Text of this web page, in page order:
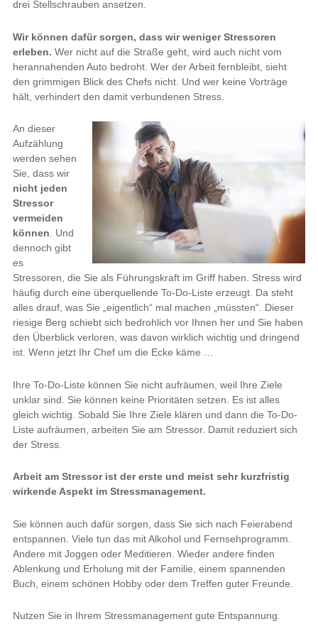
drei Stellschrauben ansetzen.
Wir können dafür sorgen, dass wir weniger Stressoren
erleben. Wer nicht auf die Straße geht, wird auch nicht vom
herannahenden Auto bedroht. Wer der Arbeit fernbleibt, sieht
den grimmigen Blick des Chefs nicht. Und wer keine Vorträge
hält, verhindert den damit verbundenen Stress.
An dieser
Aufzählung
werden sehen
Sie, dass wir
nicht jeden
Stressor
vermeiden
können. Und
dennoch gibt
es
Stressoren, die Sie als Führungskraft im Griff haben. Stress wird
häufig durch eine überquellende To-Do-Liste erzeugt. Da steht
alles drauf, was Sie „eigentlich“ mal machen „müssten“. Dieser
riesige Berg schiebt sich bedrohlich vor Ihnen her und Sie haben
den Überblick verloren, was davon wirklich wichtig und dringend
ist. Wenn jetzt Ihr Chef um die Ecke käme …
Ihre To-Do-Liste können Sie nicht aufräumen, weil Ihre Ziele
unklar sind. Sie können keine Prioritäten setzen. Es ist alles
gleich wichtig. Sobald Sie Ihre Ziele klären und dann die To-Do-
Liste aufräumen, arbeiten Sie am Stressor. Damit reduziert sich
der Stress.
Arbeit am Stressor ist der erste und meist sehr kurzfristig
wirkende Aspekt im Stressmanagement.
Sie können auch dafür sorgen, dass Sie sich nach Feierabend
entspannen. Viele tun das mit Alkohol und Fernsehprogramm.
Andere mit Joggen oder Meditieren. Wieder andere finden
Ablenkung und Erholung mit der Familie, einem spannenden
Buch, einem schönen Hobby oder dem Treffen guter Freunde.
Nutzen Sie in Ihrem Stressmanagement gute Entspannung.